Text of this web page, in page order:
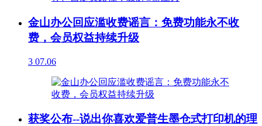
金山办公回应滥收费谣言：免费功能永不收
费，会员权益持续升级
3 07.06
获奖公布--说出你喜欢爱普生墨仓式打印机的理